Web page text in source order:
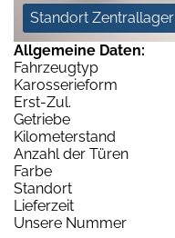
Standort Zentrallager
Allgemeine Daten:
Fahrzeugtyp
Karosserieform
Erst-Zul.
Getriebe
Kilometerstand
Anzahl der Türen
Farbe
Standort
Lieferzeit
Unsere Nummer